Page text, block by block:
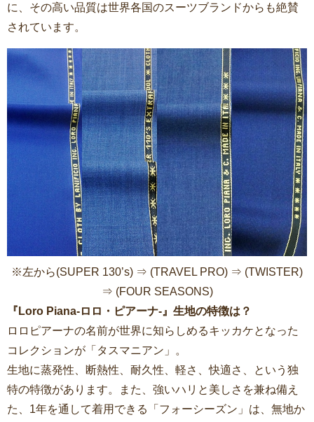
に、その高い品質は世界各国のスーツブランドからも絶賛
されています。
※左から(SUPER 130’s) ⇒ (TRAVEL PRO) ⇒ (TWISTER)
⇒ (FOUR SEASONS)
『Loro Piana-ロロ・ピアーナ-』生地の特徴は？
ロロピアーナの名前が世界に知らしめるキッカケとなった
コレクションが「タスマニアン」。
生地に蒸発性、断熱性、耐久性、軽さ、快適さ、という独
特の特徴があります。また、強いハリと美しさを兼ね備え
た、1年を通して着用できる「フォーシーズン」は、無地か